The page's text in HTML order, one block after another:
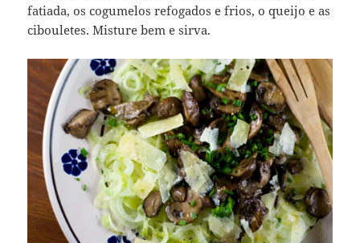
fatiada, os cogumelos refogados e frios, o queijo e as
cibouletes. Misture bem e sirva.